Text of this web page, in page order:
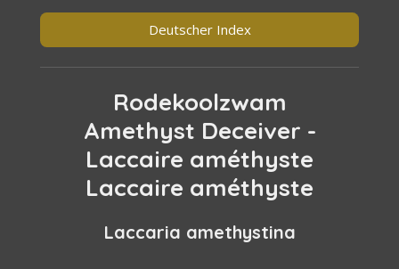
Deutscher Index
Rodekoolzwam
Amethyst Deceiver -
Laccaire améthyste
Laccaire améthyste
Laccaria amethystina